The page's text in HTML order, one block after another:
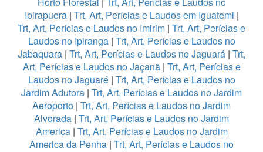
Ibirapuera| Trt, Art, Perícias e Laudos em Iguatemi |
Trt, Art, Perícias e Laudos no Imirim | Trt, Art, Perícias e
Laudos no Ipiranga| Trt, Art, Perícias e Laudos no
Jabaquara | Trt, Art, Perícias e Laudos no Jaguará | Trt,
Art, Perícias e Laudos no Jaçanã| Trt, Art, Perícias e
Laudos no Jaguaré| Trt, Art, Perícias e Laudos no
Jardim Adutora | Trt, Art, Perícias e Laudos no Jardim
Aeroporto | Trt, Art, Perícias e Laudos no Jardim
Alvorada | Trt, Art, Perícias e Laudos no Jardim
America| Trt, Art, Perícias e Laudos no Jardim
America da Penha | Trt, Art, Perícias e Laudos no